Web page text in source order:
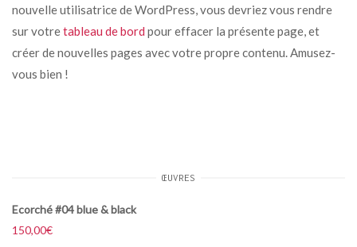
nouvelle utilisatrice de WordPress, vous devriez vous rendre
sur votretableau de bord pour effacer la présente page, et
créer de nouvelles pages avec votre propre contenu. Amusez-
vous bien !
ŒUVRES
Ecorché #04 blue & black
150,00€